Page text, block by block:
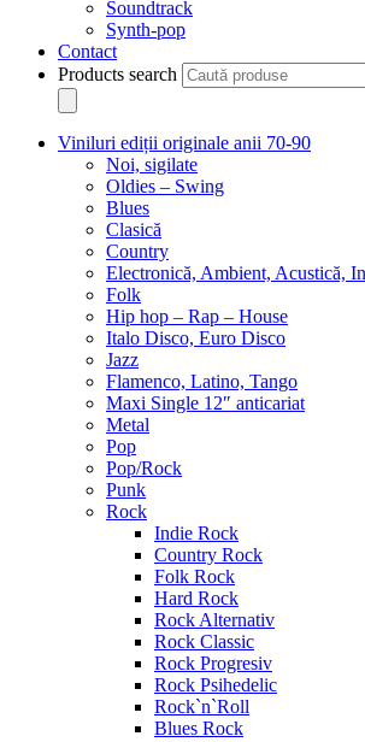
Soundtrack
Synth-pop
Contact
Products search
Viniluri ediții originale anii 70-90
Noi, sigilate
Oldies – Swing
Blues
Clasică
Country
Electronică, Ambient, Acustică,
Folk
Hip hop – Rap – House
Italo Disco, Euro Disco
Jazz
Flamenco, Latino, Tango
Maxi Single 12″ anticariat
Metal
Pop
Pop/Rock
Punk
Rock
Indie Rock
Country Rock
Folk Rock
Hard Rock
Rock Alternativ
Rock Classic
Rock Progresiv
Rock Psihedelic
Rock`n`Roll
Blues Rock